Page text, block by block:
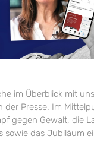
im Überblick mit
der Presse. Im
gegen Gewalt, die
sowie das Jubiläum